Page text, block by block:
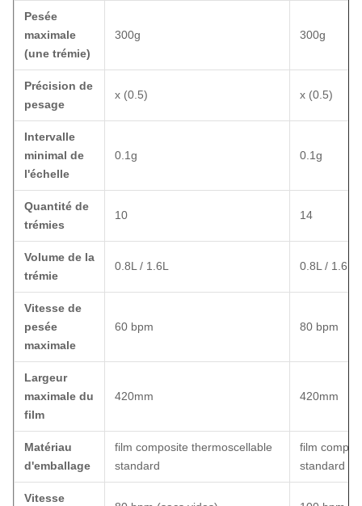
Pesée
maximale
(une trémie)
300g 300g
Précision de
pesage
x (0.5) x (0.5)
Intervalle
minimal de
l'échelle
0.1g 0.1g
Quantité de
trémies
10 14
Volume de la
trémie
0.8L / 1.6L 0.8L / 1.6L
Vitesse de
pesée
maximale
60 bpm 80 bpm
Largeur
maximale du
film
420mm 420mm
Matériau
d'emballage
film composite thermoscellable
standard
film
standard
Vitesse